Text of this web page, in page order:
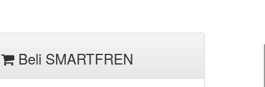
Beli SMARTFREN